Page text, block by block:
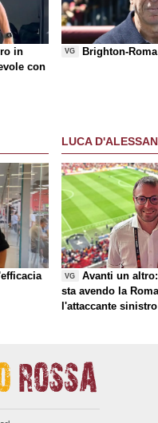
in
con
VG Brighton-
LUCA
VG
Avanti un
sta avendo la
l'attaccante sinistro